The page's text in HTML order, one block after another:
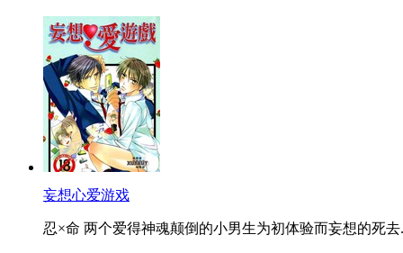
妄想心爱游戏
忍×命 两个爱得神魂颠倒的小男生为初体验而妄想的死去